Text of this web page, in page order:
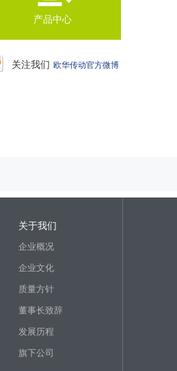
产品中心
关注我们 欧华传动官方微博
关于我们
企业概况
企业文化
质量方针
董事长致辞
发展历程
旗下公司